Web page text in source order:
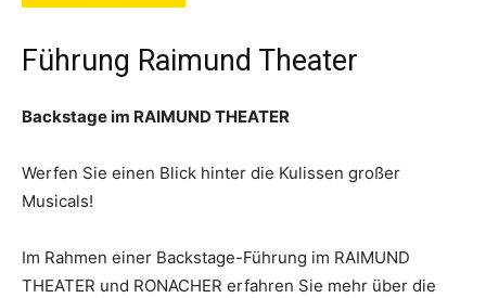
Führung Raimund Theater
Backstage im RAIMUND THEATER
Werfen Sie einen Blick hinter die Kulissen großer
Musicals!
Im Rahmen einer Backstage-Führung im RAIMUND
THEATER und RONACHER erfahren Sie mehr über die